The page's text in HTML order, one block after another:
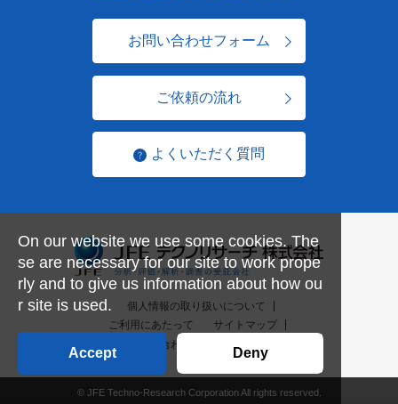
お問い合わせフォーム
ご依頼の流れ
よくいただく質問
個人情報の取り扱いについて
ご利用にあたって
サイトマップ
お問い合わせ一覧
English
© JFE Techno-Research Corporation All rights reserved.
On our website we use some cookies. The
se are necessary for our site to work prope
rly and to give us information about how ou
r site is used.
Accept Deny